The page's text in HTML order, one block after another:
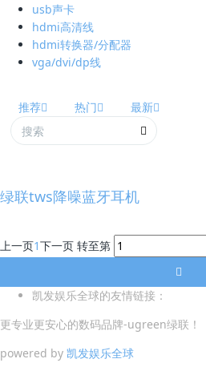
usb声卡
hdmi高清线
hdmi转换器/分配器
vga/dvi/dp线
推荐 热门 最新
绿联tws降噪蓝牙耳机
上一页1下一页 转至第
凯发娱乐全球的友情链接：
更专业更安心的数码品牌-ugreen绿联！
powered by 凯发娱乐全球